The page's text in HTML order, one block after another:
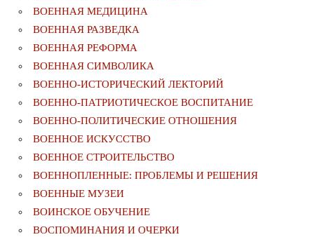
ВОЕННАЯ МЕДИЦИНА
ВОЕННАЯ РАЗВЕДКА
ВОЕННАЯ РЕФОРМА
ВОЕННАЯ СИМВОЛИКА
ВОЕННО-ИСТОРИЧЕСКИЙ ЛЕКТОРИЙ
ВОЕННО-ПАТРИОТИЧЕСКОЕ ВОСПИТАНИЕ
ВОЕННО-ПОЛИТИЧЕСКИE ОТНОШЕНИЯ
ВОЕННОЕ ИСКУССТВО
ВОЕННОЕ СТРОИТЕЛЬСТВО
ВОЕННОПЛЕННЫЕ: ПРОБЛЕМЫ И РЕШЕНИЯ
ВОЕННЫЕ МУЗЕИ
ВОИНСКОЕ ОБУЧЕНИЕ
ВОСПОМИНАНИЯ И ОЧЕРКИ